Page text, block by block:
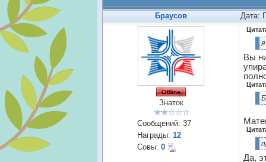
Браусов Дата:
Знаток
Сообщений: 37
Награды: 12
Совы: 0
Вы
Да,